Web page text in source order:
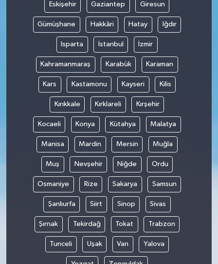
Eskişehir Gaziantep Giresun
Gümüşhane Hakkâri Hatay Iğdır
Isparta İstanbul İzmir
Kahramanmaraş Karabük Karaman
Kars Kastamonu Kayseri Kilis
Kırıkkale Kırklareli Kırşehir
Kocaeli Konya Kütahya Malatya
Manisa Mardin Mersin Muğla
Muş Nevşehir Niğde Ordu
Osmaniye Rize Sakarya Samsun
Şanlıurfa Siirt Sinop Sivas
Şırnak Tekirdağ Tokat Trabzon
Tunceli Uşak Van Yalova